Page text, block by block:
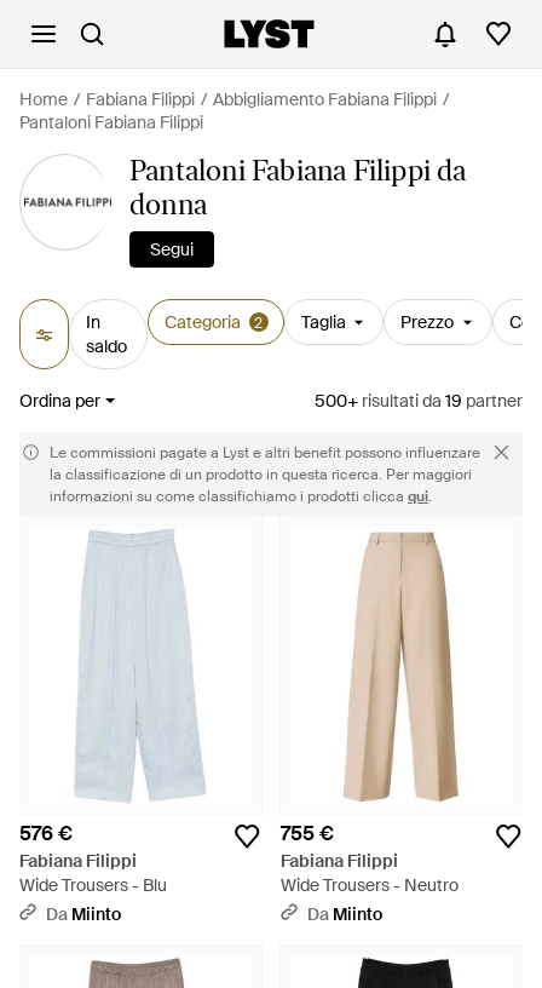
Home Fabiana Filippi
Abbigliamento Fabiana Filippi
Pantaloni Fabiana Filippi
Pantaloni Fabiana Filippi da
donna
Segui
In
saldo
Categoria 2 Taglia Prezzo
Ordina per 500+ risultatida 19 partner
Le commissioni pagate a Lyst e altri benefit possono influenzare
la classificazione di un prodotto in questa ricerca. Per maggiori
informazioni su come classifichiamo i prodotti clicca qui.
576 €
Fabiana Filippi
Wide Trousers - Blu
Da Miinto
755 €
Fabiana Filippi
Wide Trousers - Neutro
Da Miinto